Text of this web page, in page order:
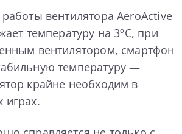
вентилятора AeroActive
температуру на 3ºC, при
вентилятором, смартфон
температуру —
крайне необходим в
играх.